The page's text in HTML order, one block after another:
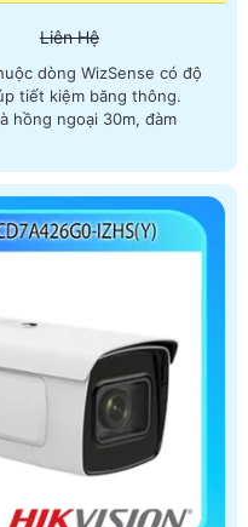
Liên Hệ
dòng WizSense có độ
tiết kiệm băng thông.
hồng ngoại 30m, đàm